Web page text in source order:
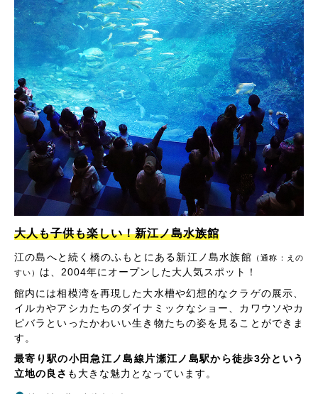
大人も子供も楽しい！新江ノ島水族館
江の島へと続く橋のふもとにある新江ノ島水族館 （通称：えの
すい） は、2004年にオープンした大人気スポット！
館内には相模湾を再現した大水槽や幻想的なクラゲの展示、
イルカやアシカたちのダイナミックなショー、カワウソやカ
ピバラといったかわいい生き物たちの姿を見ることができま
す。
最寄り駅の小田急江ノ島線片瀬江ノ島駅から徒歩3分という
立地の良さ も大きな魅力となっています。